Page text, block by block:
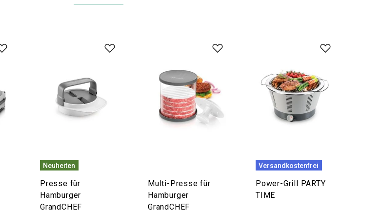
Neuheiten
Presse für
Hamburger
GrandCHEF
Multi-Presse für
Hamburger
GrandCHEF
Versandkostenfrei
Power-Grill PARTY
TIME